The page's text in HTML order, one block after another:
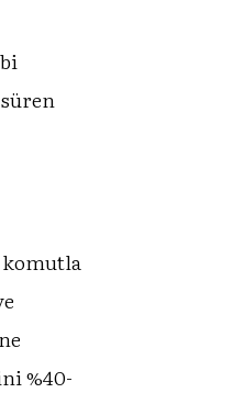
komutla
%40-